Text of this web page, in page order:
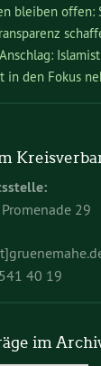
bleiben offen:
in den Fokus
29
40 19
im